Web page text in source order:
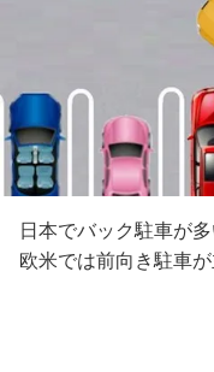
日本でバック駐車が
欧米では前向き駐車